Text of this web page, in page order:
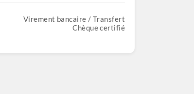
Virement bancaire / Transfert
Chèque certifié